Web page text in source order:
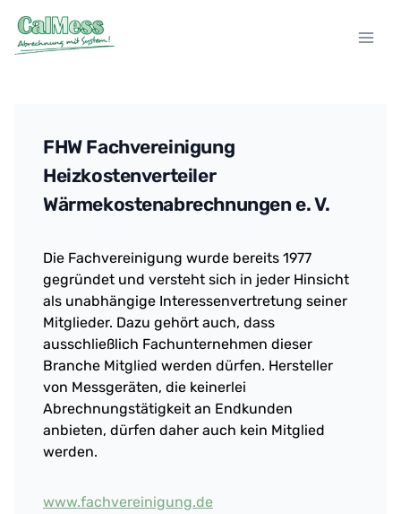
Inhalt
springen
FHW Fachvereinigung
Heizkostenverteiler
Wärmekostenabrechnungen e. V.
Die Fachvereinigung wurde bereits 1977
gegründet und versteht sich in jeder Hinsicht
als unabhängige Interessenvertretung seiner
Mitglieder. Dazu gehört auch, dass
ausschließlich Fachunternehmen dieser
Branche Mitglied werden dürfen. Hersteller
von Messgeräten, die keinerlei
Abrechnungstätigkeit an Endkunden
anbieten, dürfen daher auch kein Mitglied
werden.
www.fachvereinigung.de